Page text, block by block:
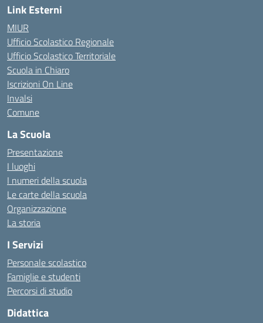
Link Esterni
MIUR
Ufficio Scolastico Regionale
Ufficio Scolastico Territoriale
Scuola in Chiaro
Iscrizioni On Line
Invalsi
Comune
La Scuola
Presentazione
I luoghi
I numeri della scuola
Le carte della scuola
Organizzazione
La storia
I Servizi
Personale scolastico
Famiglie e studenti
Percorsi di studio
Didattica